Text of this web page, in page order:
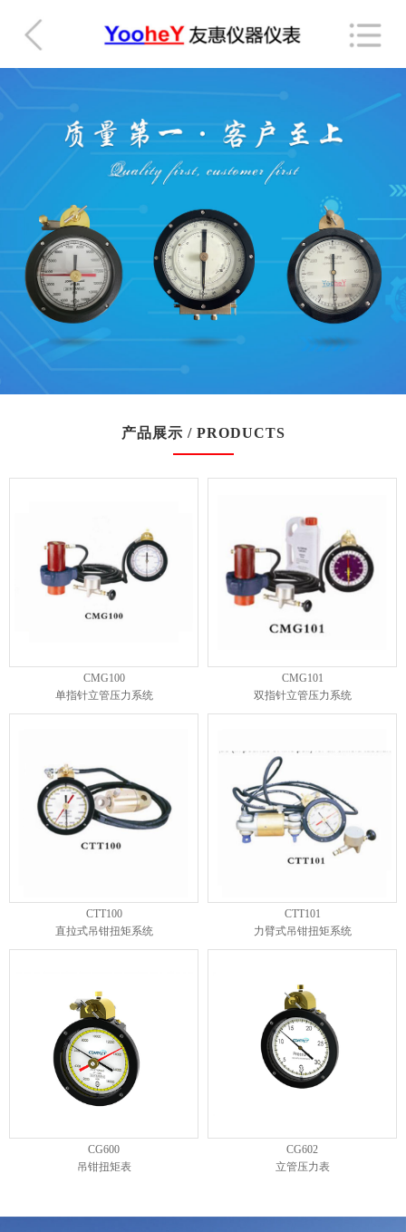
产品展示 / PRODUCTS
CMG100
单指针立管压力系统
CMG101
双指针立管压力系统
CTT100
直拉式吊钳扭矩系统
CTT101
力臂式吊钳扭矩系统
CG600
吊钳扭矩表
CG602
立管压力表